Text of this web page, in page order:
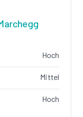
Hoch
Mittel
Hoch